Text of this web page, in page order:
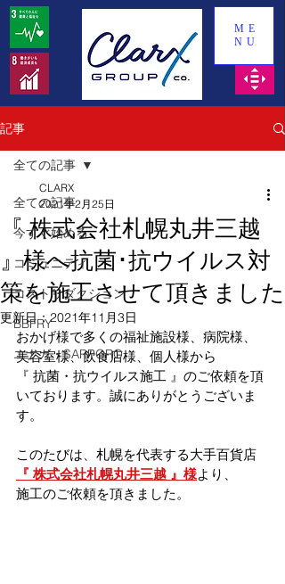
ME
NU
記事
全ての記事
今すぐ始める
コミュニティ
コストリダクション
BBFRY
エナガ・SAPPORO
全ての記事
『 株式会社札幌丸井三越
』様へ抗菌･抗ウイルス対
策を施工させて頂きました
CLARX
2021年2月25日
更新日：2021年11月3日
おかげ様で多くの福祉施設様、病院様、
美容室様、飲食店様、個人様から
『 抗菌・抗ウイルス施工 』のご依頼を頂
いております。誠にありがとうございま
す。
このたびは、札幌を代表する大手百貨店
『 株式会社札幌丸井三越 』様より、
施工のご依頼を頂きました。